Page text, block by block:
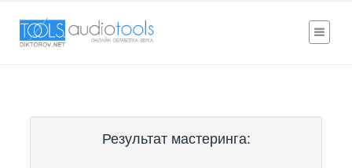
Результат мастеринга: